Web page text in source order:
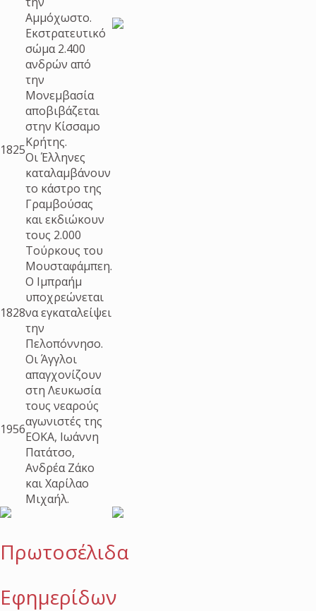
Αμμόχωστο.
1825
Εκστρατευτικό
σώμα 2.400
ανδρών από
την
Μονεμβασία
αποβιβάζεται
στην Κίσσαμο
Κρήτης.
Οι Έλληνες
καταλαμβάνουν
το κάστρο της
Γραμβούσας
και εκδιώκουν
τους 2.000
Τούρκους του
Μουσταφάμπεη.
1828
Ο Ιμπραήμ
υποχρεώνεται
να εγκαταλείψει
την
Πελοπόννησο.
1956
Οι Άγγλοι
απαγχονίζουν
στη Λευκωσία
τους νεαρούς
αγωνιστές της
ΕΟΚΑ, Ιωάννη
Πατάτσο,
Ανδρέα Ζάκο
και Χαρίλαο
Μιχαήλ.
Πρωτοσέλιδα
Εφημερίδων